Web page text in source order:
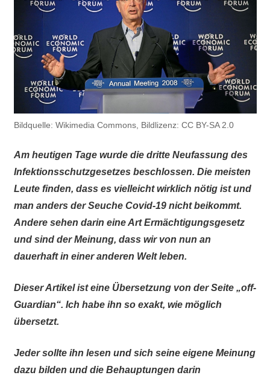
Bildquelle: Wikimedia Commons, Bildlizenz: CC BY-SA 2.0
Am heutigen Tage wurde die dritte Neufassung des
Infektionsschutzgesetzes beschlossen. Die meisten
Leute finden, dass es vielleicht wirklich nötig ist und
man anders der Seuche Covid-19 nicht beikommt.
Andere sehen darin eine Art Ermächtigungsgesetz
und sind der Meinung, dass wir von nun an
dauerhaft in einer anderen Welt leben.
Dieser Artikel ist eine Übersetzung von der Seite „off-
Guardian“. Ich habe ihn so exakt, wie möglich
übersetzt.
Jeder sollte ihn lesen und sich seine eigene Meinung
dazu bilden und die Behauptungen darin